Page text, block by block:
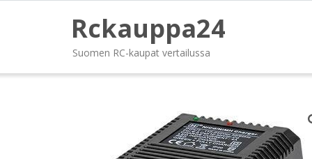
Rckauppa24
Suomen RC-kaupat vertailussa